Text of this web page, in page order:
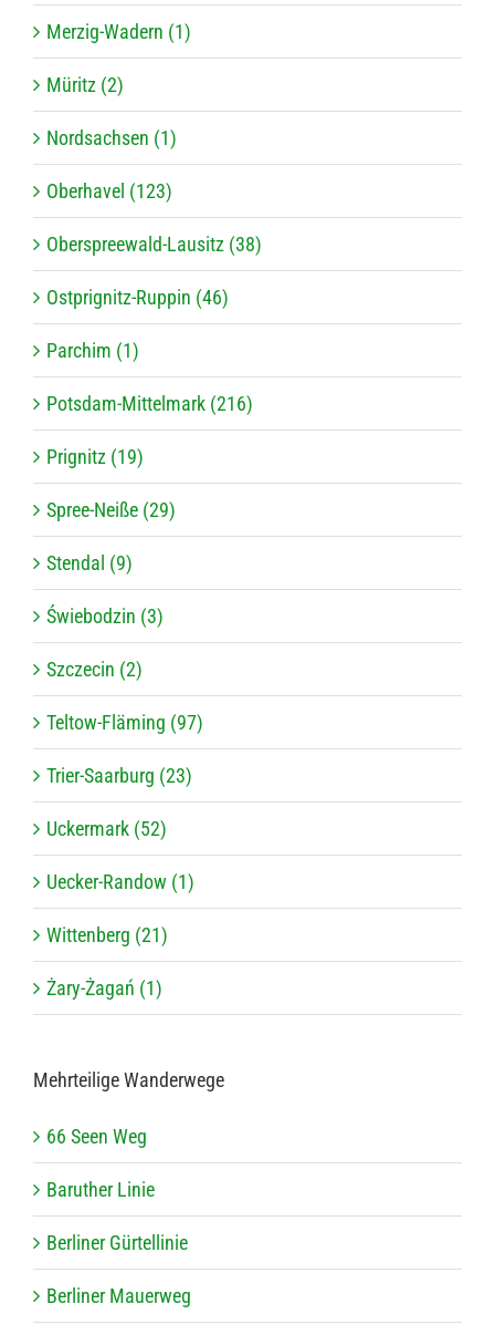
Merzig-Wadern (1)
Müritz (2)
Nordsachsen (1)
Oberhavel (123)
Oberspreewald-Lausitz (38)
Ostprignitz-Ruppin (46)
Parchim (1)
Potsdam-Mittelmark (216)
Prignitz (19)
Spree-Neiße (29)
Stendal (9)
Świebodzin (3)
Szczecin (2)
Teltow-Fläming (97)
Trier-Saarburg (23)
Uckermark (52)
Uecker-Randow (1)
Wittenberg (21)
Żary-Żagań (1)
Mehr­tei­lige Wanderwege
66 Seen Weg
Baru­ther Linie
Ber­li­ner Gürtellinie
Ber­li­ner Mauerweg